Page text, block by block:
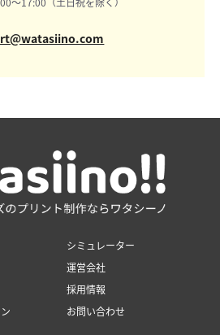
シミュレーター
運営会社
採用情報
お問い合わせ